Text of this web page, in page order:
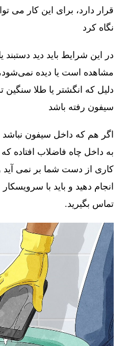
قرار دارد، برای این کار می
نگاه کرد
در این شرایط باید دید دستبند
مشاهده است یا دیده
دلیل که انگشتر یا طلا سنگین
سیفون رفته باشد
اگر هم که داخل سیفون
به داخل چاه فاضلاب افتاده
کاری از دست شما بر نمی آید
انجام دهید و باید با
تماس بگیرید.